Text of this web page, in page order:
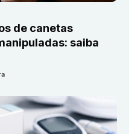
de canetas
saiba